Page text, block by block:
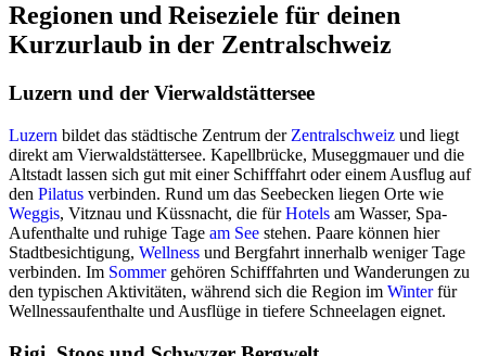
Regionen und Reiseziele für deinen
Kurzurlaub in der Zentralschweiz
Luzern und der Vierwaldstättersee
Luzern bildet das städtische Zentrum der Zentralschweiz und liegt
direkt am Vierwaldstättersee. Kapellbrücke, Museggmauer und die
Altstadt lassen sich gut mit einer Schifffahrt oder einem Ausflug auf
den Pilatus verbinden. Rund um das Seebecken liegen Orte wie
Weggis, Vitznau und Küssnacht, die fürHotels am Wasser, Spa-
Aufenthalte und ruhige Tage am See stehen. Paare können hier
Stadtbesichtigung, Wellness und Bergfahrt innerhalb weniger Tage
verbinden. Im Sommergehören Schifffahrten und Wanderungen zu
den typischen Aktivitäten, während sich die Region im Winterfür
Wellnessaufenthalte und Ausflüge in tiefere Schneelagen eignet.